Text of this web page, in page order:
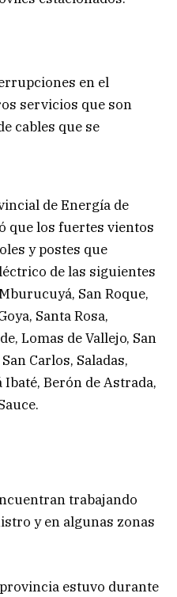
en el
servicios que son
cables que se
de Energía de
que los fuertes vientos
y postes que
de las siguientes
San Roque,
Santa Rosa,
Lomas de Vallejo, San
Carlos, Saladas,
Ibaté, Berón de Astrada,
trabajando
y en algunas zonas
estuvo durante